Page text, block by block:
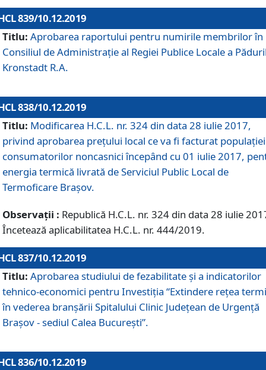
839/10.12.2019
Titlu: Aprobarea raportului pentru numirile membrilor în
Consiliul de Administraţie al Regiei Publice Locale a
Kronstadt R.A.
838/10.12.2019
Titlu: Modificarea H.C.L. nr. 324 din data 28 iulie 2017,
privind aprobarea preţului local ce va fi facturat
consumatorilor noncasnici începând cu 01 iulie 2017,
energia termică livrată de Serviciul Public Local de
Termoficare Braşov.
Observații : Republică H.C.L. nr. 324 din data 28 iulie
Încetează aplicabilitatea H.C.L. nr. 444/2019.
837/10.12.2019
Titlu: Aprobarea studiului de fezabilitate și a indicatorilor
tehnico-economici pentru Investiția “Extindere rețea
în vederea branșării Spitalului Clinic Județean de Urgență
Brașov - sediul Calea București”.
836/10.12.2019